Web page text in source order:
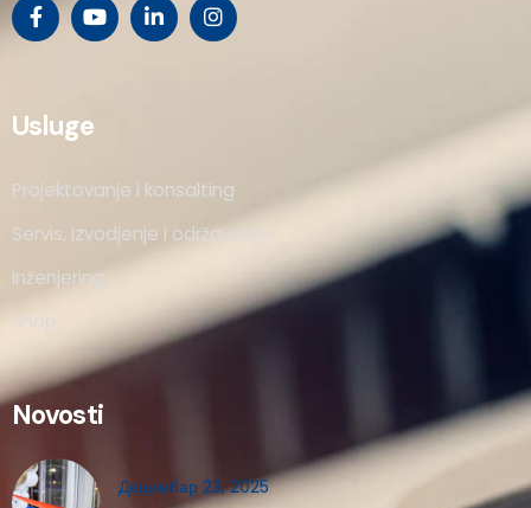
Usluge
Projektovanje i konsalting
Servis, izvodjenje i održavanje
Inženjering
Shop
Novosti
Децембар 23, 2025